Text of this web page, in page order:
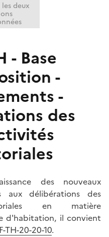
deux
- Base
-
-
des
des nouveaux
aux délibérations des
en matière
d'habitation, il convient
TH-20-20-10.